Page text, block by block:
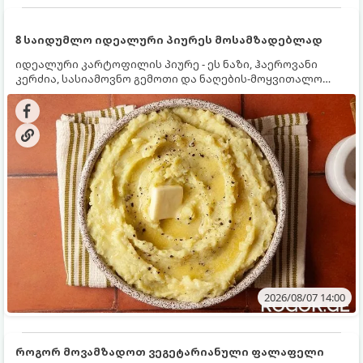
8 საიდუმლო იდეალური პიურეს მოსამზადებლად
იდეალური კარტოფილის პიურე - ეს ნაზი, ჰაეროვანი
კერძია, სასიამოვნო გემოთი და ნაღების-მოყვითალო
ფერით. მისი მომზადება ძალიან მარტივია, მაგრამ
არსებობს რამდენიმე საიდუმლო, რომლებიც უნდა
იცოდეთ, რომ პიურე იდეალურად გემრიელი გამოვიდეს.
2026/08/07 14:00
როგორ მოვამზადოთ ვეგეტარიანული ფალაფელი